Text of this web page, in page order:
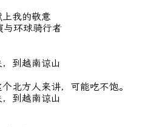
我的敬意
与环球骑行者
到越南谅山
北方人来讲，可能吃不饱。
到越南谅山